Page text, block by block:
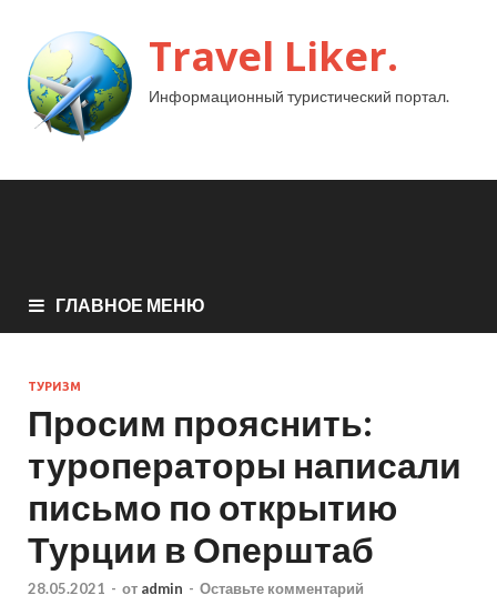
Travel Liker.
Информационный туристический портал.
ГЛАВНОЕ МЕНЮ
ТУРИЗМ
Просим прояснить:
туроператоры написали
письмо по открытию
Турции в Оперштаб
28.05.2021 - от admin - Оставьте комментарий